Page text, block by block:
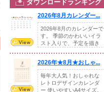
ダウンロードランキング
2026年8月カレンダー...
2026年8月のカレンダーで
す。 季節のかわいいイラ
スト入りで、予定を描き
2026年★8月★おしゃ...
毎年大人気！おしゃれな
レトロデザインカレンダ
ー 使いやすいA4サイズ。